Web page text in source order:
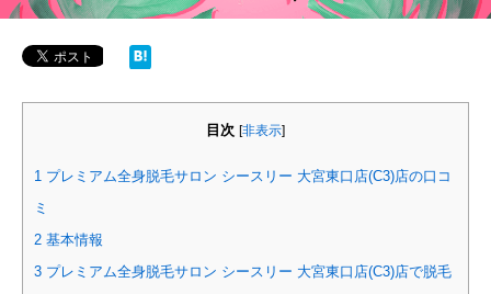
目次 [非表示]
1 プレミアム全身脱毛サロン シースリー 大宮東口店(C3)店の口コ
ミ
2 基本情報
3 プレミアム全身脱毛サロン シースリー 大宮東口店(C3)店で脱毛